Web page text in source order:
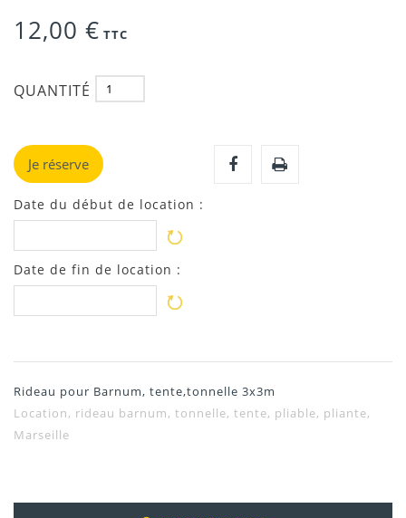
12,00 € TTC
QUANTITÉ
Je réserve
Date du début de location :
Date de fin de location :
Rideau pour Barnum, tente,tonnelle 3x3m
Location, rideau barnum, tonnelle, tente, pliable, pliante,
Marseille